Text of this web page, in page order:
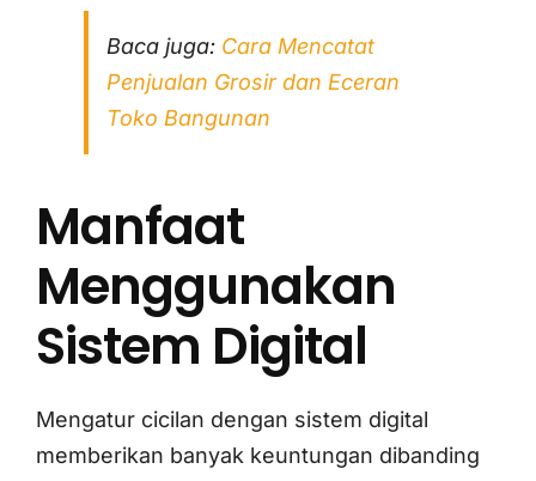
Baca juga: Cara Mencatat
Penjualan Grosir dan Eceran
Toko Bangunan
Manfaat
Menggunakan
Sistem Digital
Mengatur cicilan dengan sistem digital
memberikan banyak keuntungan dibanding